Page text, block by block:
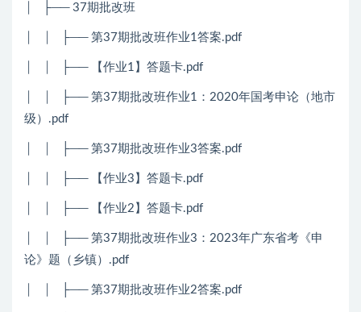
│ ├── 37期批改班
│ │ ├── 第37期批改班作业1答案.pdf
│ │ ├── 【作业1】答题卡.pdf
│ │ ├── 第37期批改班作业1：2020年国考申论（地市
级）.pdf
│ │ ├── 第37期批改班作业3答案.pdf
│ │ ├── 【作业3】答题卡.pdf
│ │ ├── 【作业2】答题卡.pdf
│ │ ├── 第37期批改班作业3：2023年广东省考《申
论》题（乡镇）.pdf
│ │ ├── 第37期批改班作业2答案.pdf